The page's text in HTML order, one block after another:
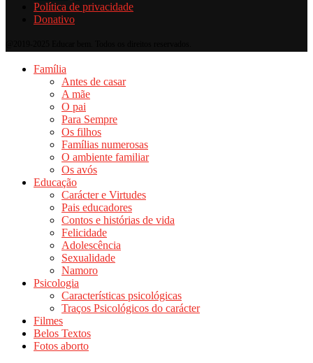
Política de privacidade
Donativo
Família
Antes de casar
A mãe
O pai
Para Sempre
Os filhos
Famílias numerosas
O ambiente familiar
Os avós
Educação
Carácter e Virtudes
Pais educadores
Contos e histórias de vida
Felicidade
Adolescência
Sexualidade
Namoro
Psicologia
Características psicológicas
Traços Psicológicos do carácter
Filmes
Belos Textos
Fotos aborto